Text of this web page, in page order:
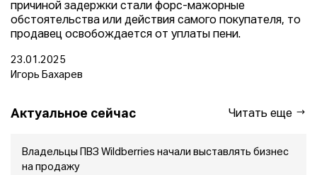
причиной задержки стали форс-мажорные
обстоятельства или действия самого покупателя, то
продавец освобождается от уплаты пени.
23.01.2025
Игорь Бахарев
Актуальное сейчас Читать еще
Владельцы ПВЗ Wildberries начали выставлять бизнес
на продажу